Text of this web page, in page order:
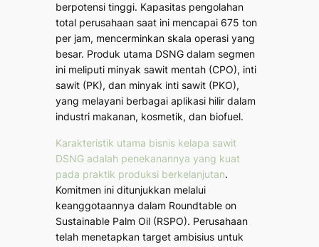
berpotensi tinggi. Kapasitas pengolahan
total perusahaan saat ini mencapai 675 ton
per jam, mencerminkan skala operasi yang
besar. Produk utama DSNG dalam segmen
ini meliputi minyak sawit mentah (CPO), inti
sawit (PK), dan minyak inti sawit (PKO),
yang melayani berbagai aplikasi hilir dalam
industri makanan, kosmetik, dan biofuel.
Karakteristik utama bisnis kelapa sawit
DSNG adalah penekanannya yang kuat
pada praktik produksi berkelanjutan.
Komitmen ini ditunjukkan melalui
keanggotaannya dalam Roundtable on
Sustainable Palm Oil (RSPO). Perusahaan
telah menetapkan target ambisius untuk